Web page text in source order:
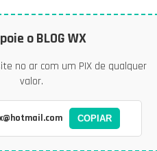
o BLOG WX
no ar com um PIX de qualquer
valor.
COPIAR